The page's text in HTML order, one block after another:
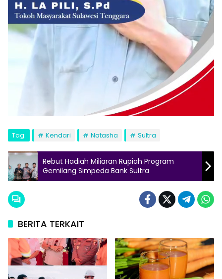
Tag: Kendari Natasha Sultra
Rebut Hadiah Miliaran Rupiah Program
Gemilang Simpeda Bank Sultra
BERITA TERKAIT